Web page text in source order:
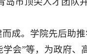
成。学院先后助
会”等，为政府、